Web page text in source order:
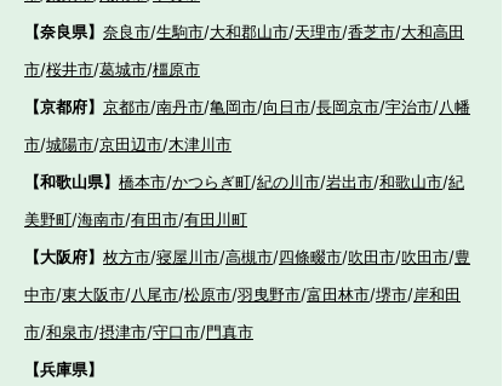
【奈良県】 奈良市/生駒市/大和郡山市/天理市/香芝市/大和高田
市/桜井市/葛城市/橿原市
【京都府】 京都市/南丹市/亀岡市/向日市/長岡京市/宇治市/八幡
市/城陽市/京田辺市/木津川市
【和歌山県】 橋本市/かつらぎ町/紀の川市/岩出市/和歌山市/紀
美野町/海南市/有田市/有田川町
【大阪府】 枚方市/寝屋川市/高槻市/四條畷市/吹田市/吹田市/豊
中市/東大阪市/八尾市/松原市/羽曳野市/富田林市/堺市/岸和田
市/和泉市/摂津市/守口市/門真市
【兵庫県】